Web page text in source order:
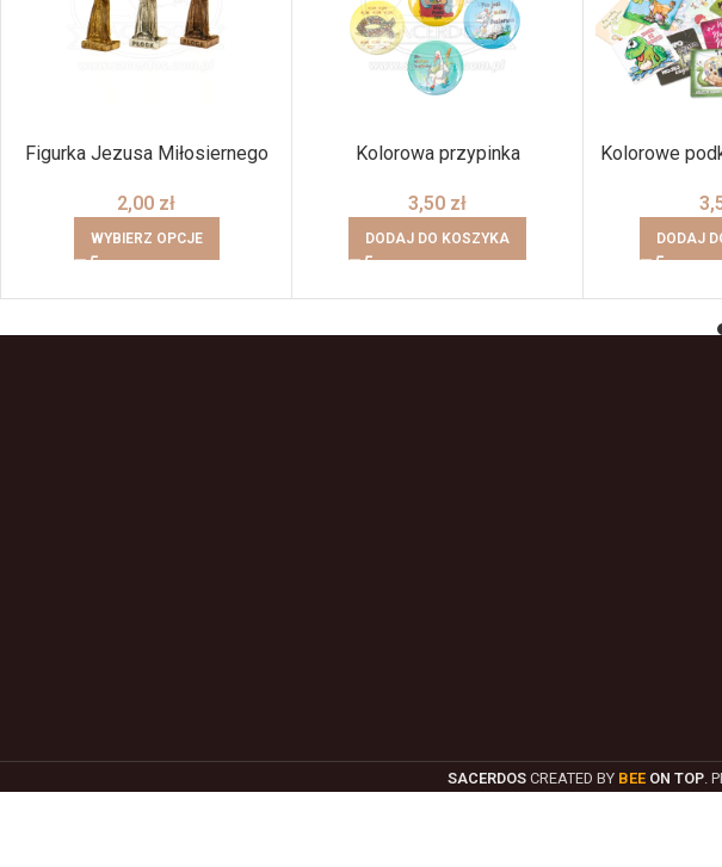
Figurka Jezusa Miłosiernego
2,00 zł
WYBIERZ OPCJE
Kolorowa przypinka
3,50 zł
DODAJ DO KOSZYKA
Kolorowe
DODAJ
SACERDOS CREATED BY BEE ON TOP .